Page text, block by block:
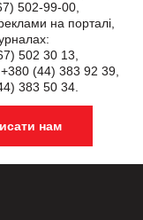
502-99-00,
на порталі,
502 30 13,
+380 (44) 383 92 39,
383 50 34.
нам